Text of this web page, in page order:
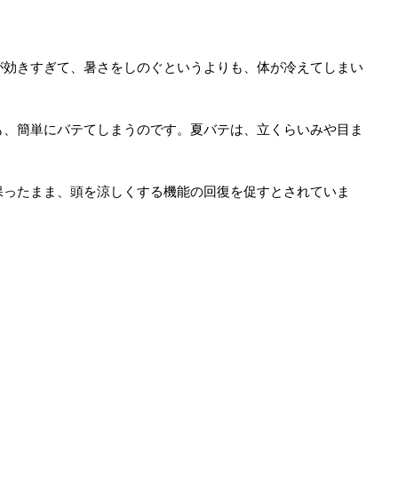
きすぎて、暑さをしのぐというよりも、体が冷えてしまい
簡単にバテてしまうのです。夏バテは、立くらいみや目ま
たまま、頭を涼しくする機能の回復を促すとされていま